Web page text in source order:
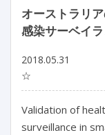
オーストラリ
感染サーベイ
2018.05.31
☆
Validation of
surveillance in